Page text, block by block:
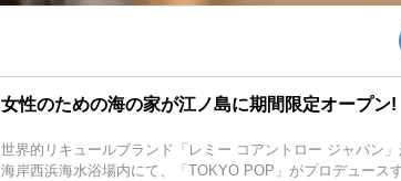
女性のための海の家が江ノ島に期間限定オープン!
世界的リキュールブランド「レミー コアントロー ジャパン
海岸西浜海水浴場内にて、「TOKYO POP」がプロデュース